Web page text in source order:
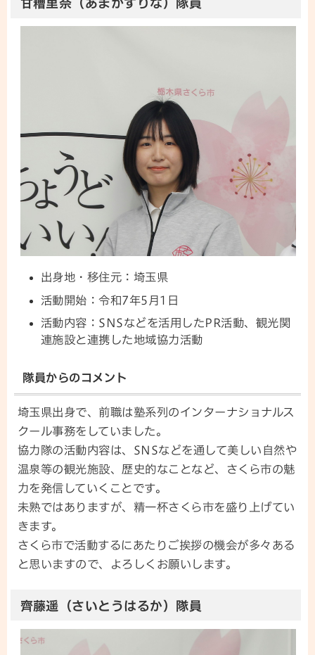
甘糟里奈（あまがすりな）隊員
出身地・移住元：埼玉県
活動開始：令和7年5月1日
活動内容：SNSなどを活用したPR活動、観光関
連施設と連携した地域協力活動
隊員からのコメント
埼玉県出身で、前職は塾系列のインターナショナルス
クール事務をしていました。
協力隊の活動内容は、SNSなどを通して美しい自然や
温泉等の観光施設、歴史的なことなど、さくら市の魅
力を発信していくことです。
未熟ではありますが、精一杯さくら市を盛り上げてい
きます。
さくら市で活動するにあたりご挨拶の機会が多々ある
と思いますので、よろしくお願いします。
齊藤遥（さいとうはるか）隊員